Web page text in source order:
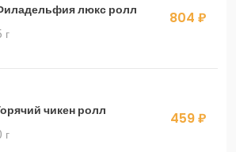
люкс ролл
г
804 ₽
чикен ролл
г
459 ₽